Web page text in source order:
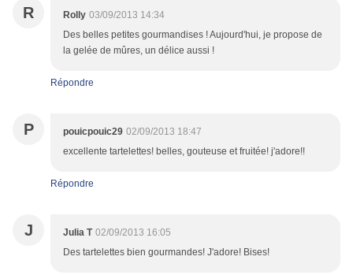
R Rolly 03/09/2013 14:34
Des belles petites gourmandises ! Aujourd'hui, je propose de
la gelée de mûres, un délice aussi !
Répondre
P pouicpouic29 02/09/2013 18:47
excellente tartelettes! belles, gouteuse et fruitée! j'adore!!
Répondre
J Julia T 02/09/2013 16:05
Des tartelettes bien gourmandes! J'adore! Bises!